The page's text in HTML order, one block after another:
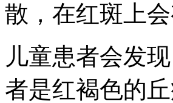
散，在红斑上
儿童患者会发
者是红褐色的